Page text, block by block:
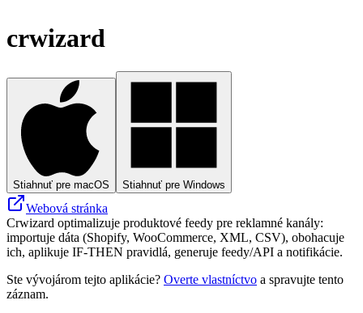
crwizard
Stiahnuť pre macOS Stiahnuť pre Windows
Webová stránka
Crwizard optimalizuje produktové feedy pre reklamné kanály:
importuje dáta (Shopify, WooCommerce, XML, CSV), obohacuje
ich, aplikuje IF-THEN pravidlá, generuje feedy/API a notifikácie.
Ste vývojárom tejto aplikácie? Overte vlastníctvo a spravujte tento
záznam.